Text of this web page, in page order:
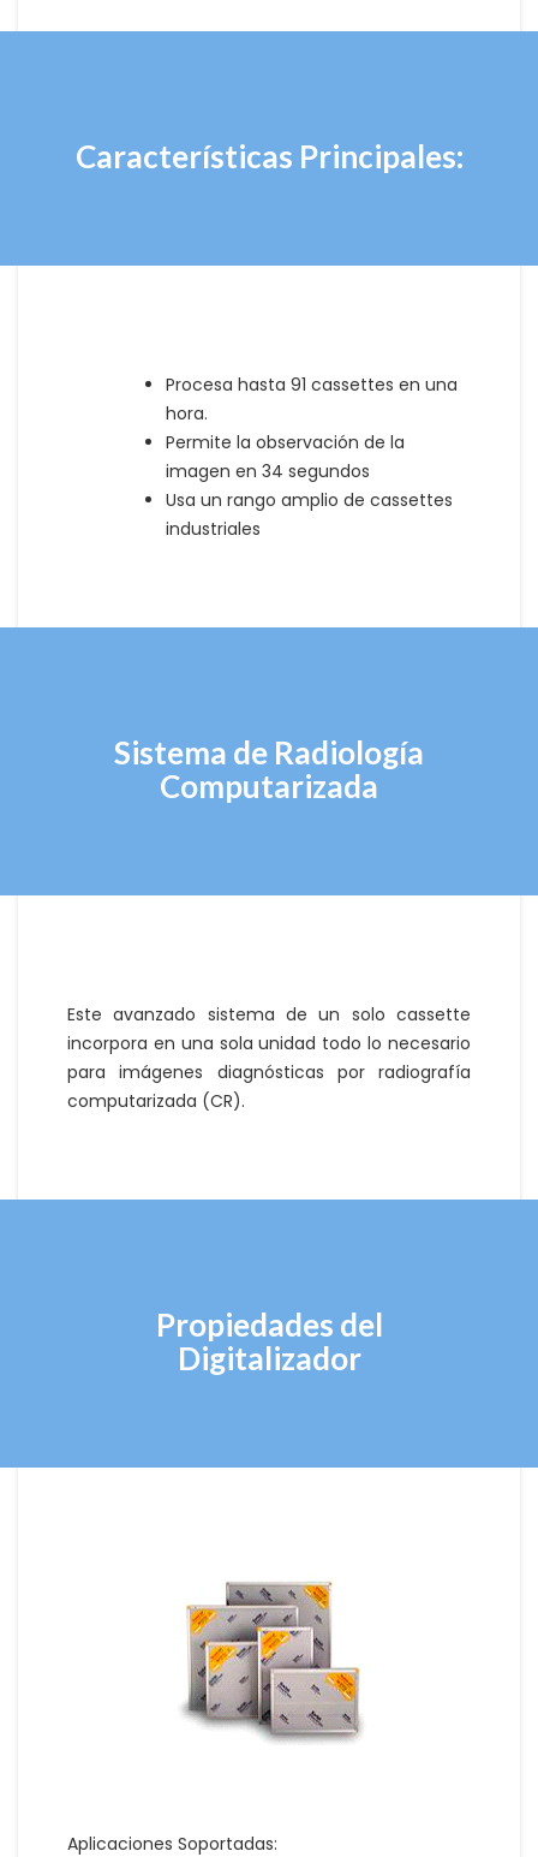
Características Principales:
Procesa hasta 91 cassettes en una
hora.
Permite la observación de la
imagen en 34 segundos
Usa un rango amplio de cassettes
industriales
Sistema de Radiología
Computarizada
Este avanzado sistema de un solo cassette
incorpora en una sola unidad todo lo necesario
para imágenes diagnósticas por radiografía
computarizada (CR).
Propiedades del
Digitalizador
Aplicaciones Soportadas: